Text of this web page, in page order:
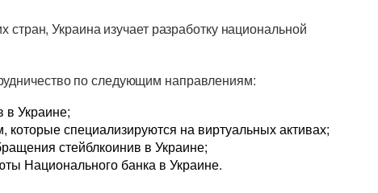
Украина изучает разработку национальной
по следующим направлениям:
в Украине;
которые специализируются на виртуальных активах;
стейблкоинив в Украине;
Национального банка в Украине.